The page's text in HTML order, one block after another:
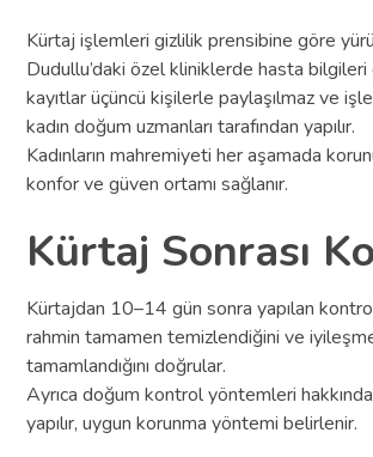
Kürtaj işlemleri gizlilik prensibine göre
Dudullu’daki özel kliniklerde hasta
kayıtlar üçüncü kişilerle paylaşılmaz ve
kadın doğum uzmanları tarafından yapılır.
Kadınların mahremiyeti her aşamada
konfor ve güven ortamı sağlanır.
Kürtaj Sonrası
Kürtajdan 10–14 gün sonra yapılan
rahmin tamamen temizlendiğini ve
tamamlandığını doğrular.
Ayrıca doğum kontrol yöntemleri
yapılır, uygun korunma yöntemi belirlenir.